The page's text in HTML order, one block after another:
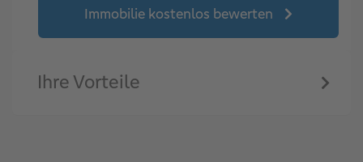
Immobilie kostenlos bewerten
Ihre Vorteile